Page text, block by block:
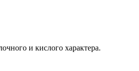
и кислого характера.